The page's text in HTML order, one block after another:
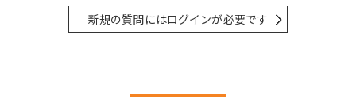
新規の質問にはログインが必要です